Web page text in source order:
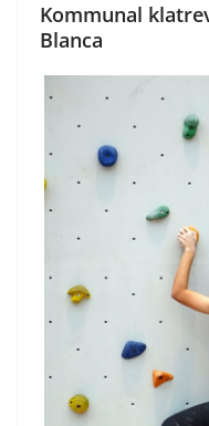
Kommunal
Blanca